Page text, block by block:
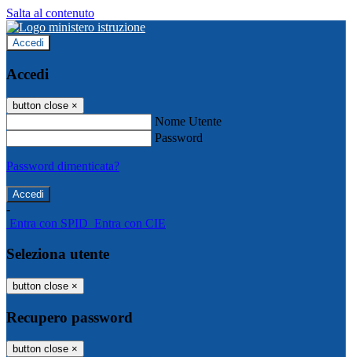
Salta al contenuto
Accedi
Accedi
button close ×
Nome Utente
Password
Password dimenticata?
-
Entra con SPID Entra con CIE
Seleziona utente
button close ×
Recupero password
button close ×